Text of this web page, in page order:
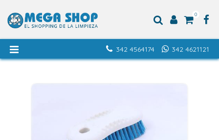
0
342 4621121
342 4564174